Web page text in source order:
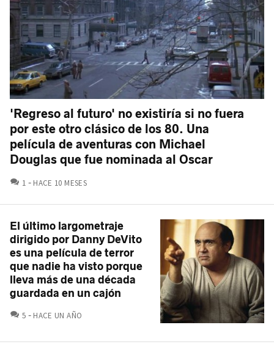
'Regreso al futuro' no existiría si no fuera
por este otro clásico de los 80. Una
película de aventuras con Michael
Douglas que fue nominada al Oscar
1 COMENTARIOS
HACE 10 MESES
El último largometraje
dirigido por Danny DeVito
es una película de terror
que nadie ha visto porque
lleva más de una década
guardada en un cajón
5 COMENTARIOS
HACE UN AÑO